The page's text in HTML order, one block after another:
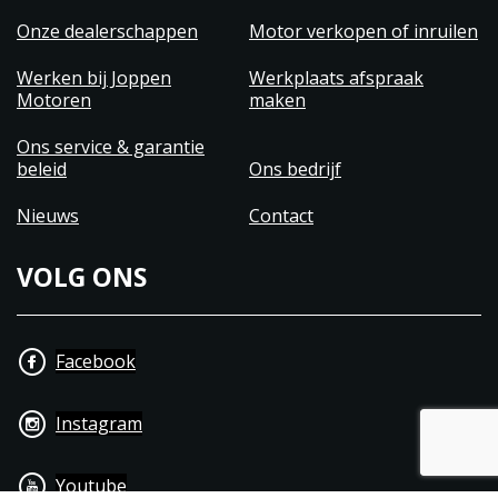
Nightshift uniek maakt binnen de Scrambler-
Deze Ducati Scrambler Nightshift 2025 is perfect
voor wie houdt van karakter, uitstraling en
rijplezier in zijn puurste vorm. Een motor die niet
met beleving, finesse en stijl.
Onze dealerschappen
Motor verkopen of inruilen
Werken bij Joppen
Motoren
Werkplaats afspraak
maken
Ons service & garantie
beleid
Ons bedrijf
Nieuws
Contact
VOLG ONS
Facebook
Instagram
Youtube